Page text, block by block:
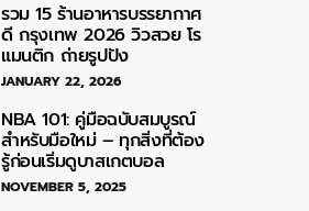
รวม 15 ร้านอาหารบรรยากาศ
ดี กรุงเทพ 2026 วิวสวย โร
แมนติก ถ่ายรูปปัง
JANUARY 22, 2026
NBA 101: คู่มือฉบับสมบูรณ์
สำหรับมือใหม่ – ทุกสิ่งที่ต้อง
รู้ก่อนเริ่มดูบาสเกตบอล
NOVEMBER 5, 2025